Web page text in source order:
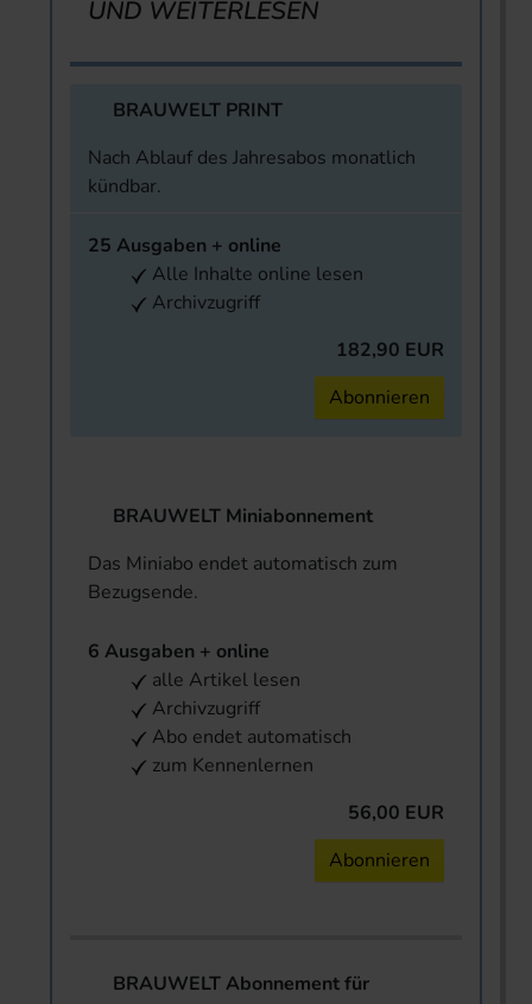
UND WEITERLESEN
BRAUWELT PRINT
Nach Ablauf des Jahresabos monatlich
kündbar.
25 Ausgaben + online
Alle Inhalte online lesen
Archivzugriff
182,90 EUR
Abonnieren
BRAUWELT Miniabonnement
Das Miniabo endet automatisch zum
Bezugsende.
6 Ausgaben + online
alle Artikel lesen
Archivzugriff
Abo endet automatisch
zum Kennenlernen
56,00 EUR
Abonnieren
BRAUWELT Abonnement für